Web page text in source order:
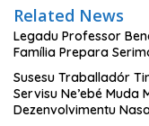
Related News
Legadu Professor
Família Prepara
Susesu Traballadór
Servisu Ne’ebé Muda
Dezenvolvimentu